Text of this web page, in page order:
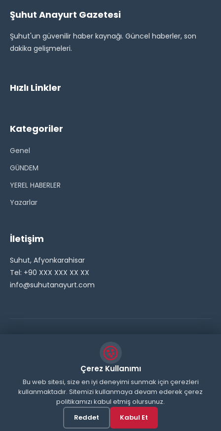
Şuhut Anayurt Gazetesi
Şuhut'un güvenilir haber kaynağı. Güncel haberler, son
dakika gelişmeleri.
Hızlı Linkler
Kategoriler
Genel
GÜNDEM
YEREL HABERLER
Yazarlar
İletişim
Suhut, Afyonkarahisar
Tel: +90 XXX XXX XX XX
info@suhutanayurt.com
Çerez Kullanımı
Bu web sitesi, size en iyi deneyimi sunmak için çerezleri
kullanmaktadır. Sitemizi kullanmaya devam ederek çerez
politikamızı kabul etmiş olursunuz.
Reddet
Kabul Et
// Side Widget Resim Fix (Dosya önbelleğini aşmak için
inline ekliyoruz) function suhut_widget_image_fix() {
echo ''; } add_action('wp_head',
'suhut_widget_image_fix'); // JavaScript ile sticky
header'ı engelle function remove_sticky_header_js() {